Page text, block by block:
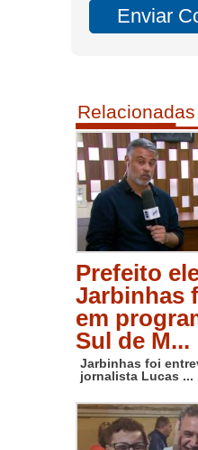
Relacionadas
Prefeito
Jarbinhas
em
Sul de M...
Jarbinhas foi
jornalista Lucas ...